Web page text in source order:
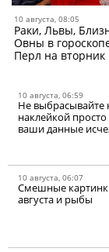
10 августа, 08:05
Раки, Львы,
Овны в
Перл на вторник
10 августа, 06:59
Не выбрасывайте
наклейкой просто
ваши данные
10 августа, 06:07
Смешные
августа и рыбы